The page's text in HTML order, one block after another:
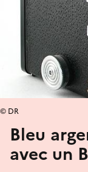
Bleu
avec un
© DR